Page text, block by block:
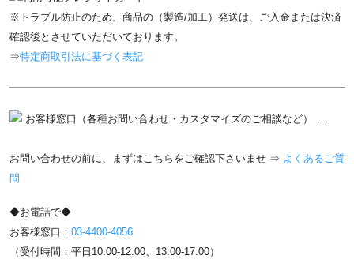
※トラブル防止のため、商品の（製造/加工）発送は、ご入金または決済
確認後とさせていただいております。
⇒特定商取引法に基づく表記
お客様窓口（各種お問い合わせ・カスタマイズのご相談など） …
お問い合わせの前に、まずはこちらをご確認下さいませ ⇒ よくあるご質
問
◆お電話で◆
お客様窓口： 03-4400-4056
（受付時間：平日10:00-12:00、13:00-17:00）